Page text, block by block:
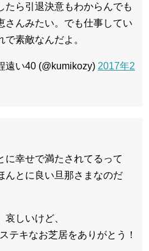
たら引退決意もわからんでも
さんみたい。でも仕事してい
素敵なんだよ。
い40 (@kumikozy) 2017年2
に幸せで満たされてるって
んとに良い旦那さまなのだ
しいけど、
テキなお芝居をありがとう！